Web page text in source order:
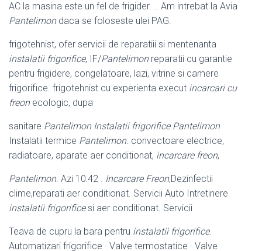
AC la masina este un fel de frigider. .. Am intrebat la Avia
Pantelimondaca se foloseste ulei PAG.
frigotehnist, ofer servicii de reparatiii si mentenanta
instalatii frigorifice, IF/Pantelimonreparatii cu garantie
pentru frigidere, congelatoare, lazi, vitrine si camere
frigorifice. frigotehnist cu experienta execut incarcari cu
freonecologic, dupa
sanitare Pantelimon Instalatii frigorifice Pantelimon
Instalatii termice Pantelimon. convectoare electrice,
radiatoare, aparate aer conditionat, incarcare freon,
Pantelimon. Azi 10:42 . Incarcare Freon,Dezinfectii
clime,reparati aer conditionat. Servicii Auto Intretinere
instalatii frigorificesi aer conditionat. Servicii
Teava de cupru la bara pentru instalatii frigorifice.
Automatizari frigorifice · Valve termostatice · Valve